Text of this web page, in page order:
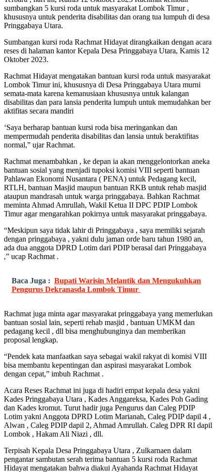
sumbangkan 5 kursi roda untuk masyarakat Lombok Timur ,
khususnya untuk penderita disabilitas dan orang tua lumpuh di desa
Pringgabaya Utara.
Sumbangan kursi roda Rachmat Hidayat dirangkaikan dengan acara
reses di halaman kantor Kepala Desa Pringgabaya Utara, Kamis 12
Oktober 2023.
Rachmat Hidayat mengatakan bantuan kursi roda untuk masyarakat
Lombok Timur ini, khususnya di Desa Pringgabaya Utara murni
semata-mata karena kemanusiaan khususnya untuk kalangan
disabilitas dan para lansia penderita lumpuh untuk memudahkan ber
aktifitas secara mandiri
‘Saya berharap bantuan kursi roda bisa meringankan dan
mempermudah penderita disabilitas dan lansia untuk beraktifitas
normal,” ujar Rachmat.
Rachmat menambahkan , ke depan ia akan menggelontorkan aneka
bantuan sosial yang menjadi tupoksi komisi VIII seperti bantuan
Pahlawan Ekonomi Nusantara ( PENA) untuk Pedagang kecil,
RTLH, bantuan Masjid maupun bantuan RKB untuk rehab masjid
ataupun mandrasah untuk warga pringgabaya. Bahkan Rachmat
meminta Ahmad Amrullah, Wakil Ketua II DPC PDIP Lombok
Timur agar mengarahkan pokirnya untuk masyarakat pringgabaya.
“Meskipun saya tidak lahir di Pringgabaya , saya memiliki sejarah
dengan pringgabaya , yakni dulu jaman orde baru tahun 1980 an,
ada dua anggota DPRD Lotim dari PDIP berasal dari Pringgabaya
,” ucap Rachmat .
Baca Juga : Bupati Warisin Melantik dan Mengukuhkan
Pengurus Dekranasda Lombok Timur
Rachmat juga minta agar masyarakat pringgabaya yang memerlukan
bantuan sosial lain, seperti rehab masjid , bantuan UMKM dan
pedagang kecil , dll bisa menghubunginya dan memberikan
proposal lengkap.
“Pendek kata manfaatkan saya sebagai wakil rakyat di komisi VIII
bisa membantu kepentingan dan aspirasi masyarakat Lombok
dengan cepat,” imbuh Rachmat .
Acara Reses Rachmat ini juga di hadiri empat kepala desa yakni
Kades Pringgabaya Utara , Kades Anggareksa, Kades Poh Gading
dan Kades kromut. Turut hadir juga Pengurus dan Caleg PDIP
Lotim yakni Anggota DPRD Lotim Marianah, Caleg PDIP dapil 4 ,
Alwan , Caleg PDIP dapil 2, Ahmad Amrullah. Caleg DPR RI dapil
Lombok , Hakam Ali Niazi , dll.
Terpisah Kepala Desa Pringgabaya Utara , Zulkarnaen dalam
pengantar sambutan serah terima bantuan 5 kursi roda Rachmat
Hidayat mengatakan bahwa diakui Ayahanda Rachmat Hidayat